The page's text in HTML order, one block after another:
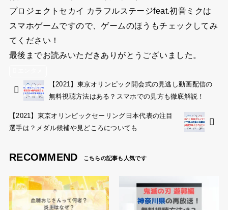
プロジェクトセカイ カラフルステージfeat.初音ミクは
スマホゲームですので、ゲームのほうもチェックしてみ
てください！
最後までお読みいただきありがとうございました。
【2021】東京オリンピック開会式の見逃し動画配信の
無料視聴方法はある？スマホでの見方も徹底解説！
【2021】東京オリンピックセーリング日本代表の注目
選手は？メダル候補や見どころについても
RECOMMEND